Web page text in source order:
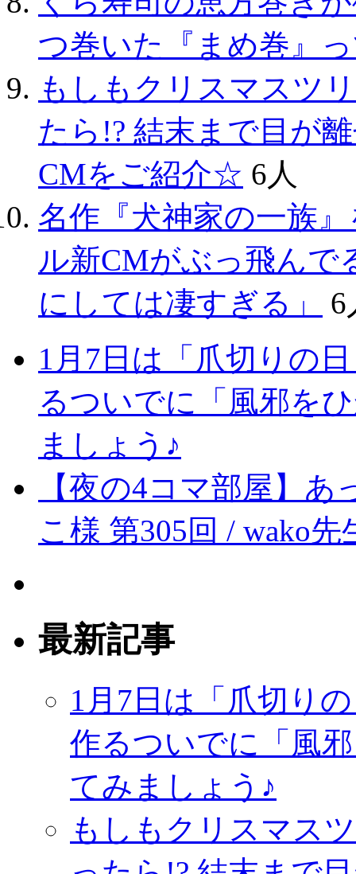
つ巻いた『まめ巻』
もしもクリスマスツ
たら!? 結末まで目が
CMをご紹介☆ 6人
名作『犬神家の一族
ル新CMがぶっ飛んで
にしては凄すぎる」
6
1月7日は「爪切りの
るついでに「風邪を
ましょう♪
【夜の4コマ部屋】
こ様 第305回 / wako先
最新記事
1月7日は「爪切り
作るついでに「風
てみましょう♪
もしもクリスマス